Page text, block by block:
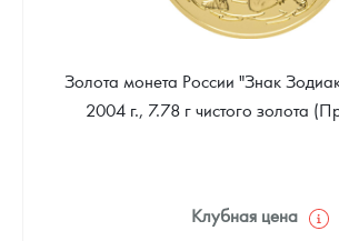
Золота монета России "Знак
2004 г., 7.78 г чистого золота
Клубная цена